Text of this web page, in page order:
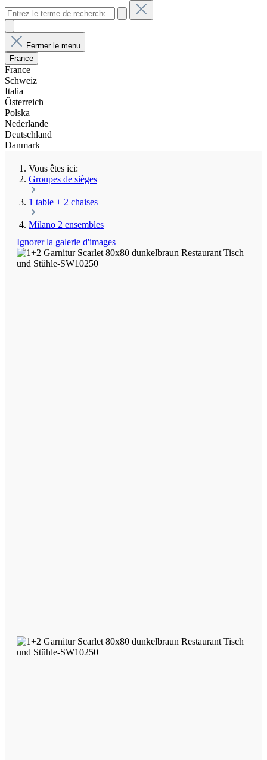
Fermer le menu
France
France
Schweiz
Italia
Österreich
Polska
Nederlande
Deutschland
Danmark
Vous êtes ici:
Groupes de sièges
1 table + 2 chaises
Milano 2 ensembles
Ignorer la galerie d'images